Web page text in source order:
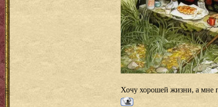
Хочу хорошей жизни, а мне